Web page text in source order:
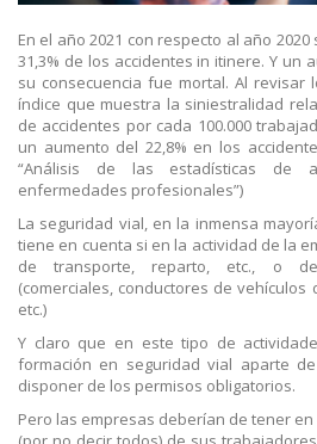
En el año 2021 con respecto al año
31,3% de los accidentes in itinere. Y un
su consecuencia fue mortal. Al revisar
índice que muestra la siniestralidad
de accidentes por cada 100.000
un aumento del 22,8% en los
“Análisis de las estadísticas de
enfermedades profesionales”)
La seguridad vial, en la inmensa
tiene en cuenta si en la actividad de la
de transporte, reparto, etc., o de
(comerciales, conductores de
etc.)
Y claro que en este tipo de
formación en seguridad vial aparte
disponer de los permisos obligatorios.
Pero las empresas deberían de tener